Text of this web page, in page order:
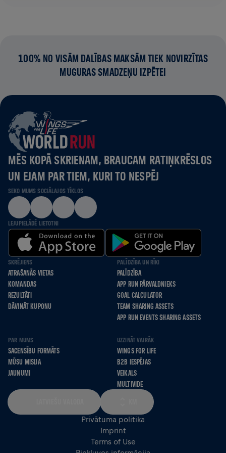
100% NO VISĀM DALĪBAS MAKSĀM TIEK NOVIRZĪTAS
MUGURAS SMADZEŅU IZPĒTEI
MĒS KOPĀ SKRIENAM, BRAUCAM RATIŅKRĒSLOS
UN EJAM PAR TIEM, KURI TO NESPĒJ
SEKO MUMS SOCIĀLAJOS TĪKLOS
LEJUPIELĀDĒ LIETOTNI
SKRĒJIENS
ATRAŠANĀS VIETAS
KOMANDAS
REZULTĀTI
DĀVINĀT KUPONU
PALĪDZĪBA UN RĪKI
PALĪDZĪBA
APP RUN PĀRVALDNIEKS
GOAL CALCULATOR
TEAM SHARING ASSETS
APP RUN EVENTS SHARING ASSETS
PAR MUMS
SACENSĪBU FORMĀTS
MŪSU MISIJA
JAUNUMI
UZZINĀT VAIRĀK
WINGS FOR LIFE
B2B IESPĒJAS
VEIKALS
MULTIVIDE
Privātuma politika
Imprint
Terms of Use